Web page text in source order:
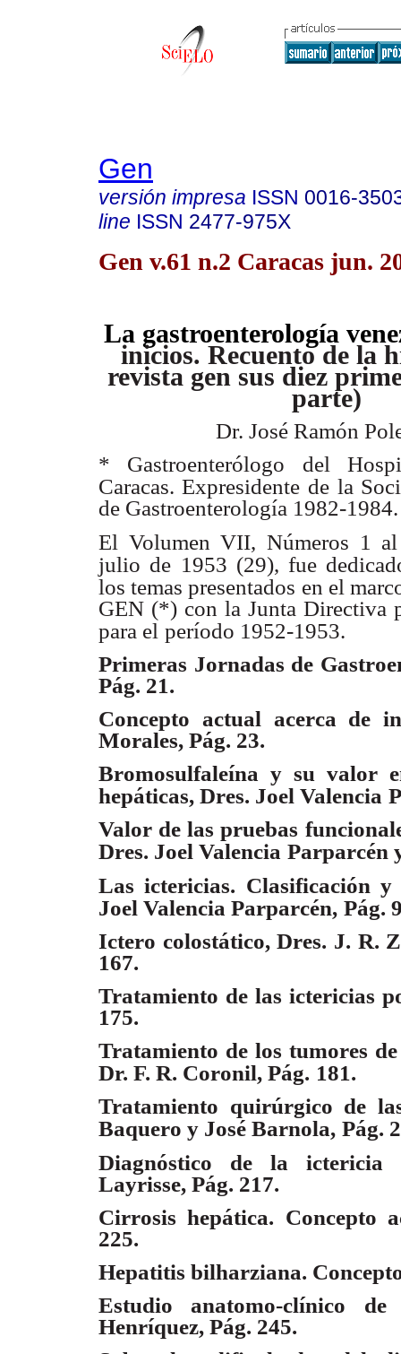
Gen
versión impresa ISSN 0016-
line ISSN 2477-975X
Gen v.61 n.2 Caracas jun.
La gastroenterología
inicios. Recuento de la
revista gen sus diez
parte)
Dr. José Ramón
* Gastroenterólogo del
Caracas. Expresidente de la
de Gastroenterología 1982-
El Volumen VII, Números 1
julio de 1953 (29), fue
los temas presentados en el
GEN (*) con la Junta Directiva
para el período 1952-1953.
Primeras Jornadas de
Pág. 21.
Concepto actual acerca de
Morales, Pág. 23.
Bromosulfaleína y su valor
hepáticas, Dres. Joel Valencia
Valor de las pruebas
Dres. Joel Valencia Parparcén
Las ictericias. Clasificación
Joel Valencia Parparcén, Pág.
Ictero colostático, Dres. J. R.
167.
Tratamiento de las ictericias
175.
Tratamiento de los tumores
Dr. F. R. Coronil, Pág. 181.
Tratamiento quirúrgico de
Baquero y José Barnola, Pág.
Diagnóstico de la ictericia
Layrisse, Pág. 217.
Cirrosis hepática. Concepto
225.
Hepatitis bilharziana.
Estudio anatomo-clínico
Henríquez, Pág. 245.